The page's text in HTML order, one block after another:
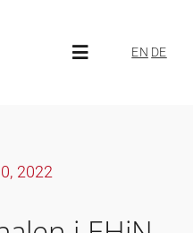
Toggle
EN DE
2022